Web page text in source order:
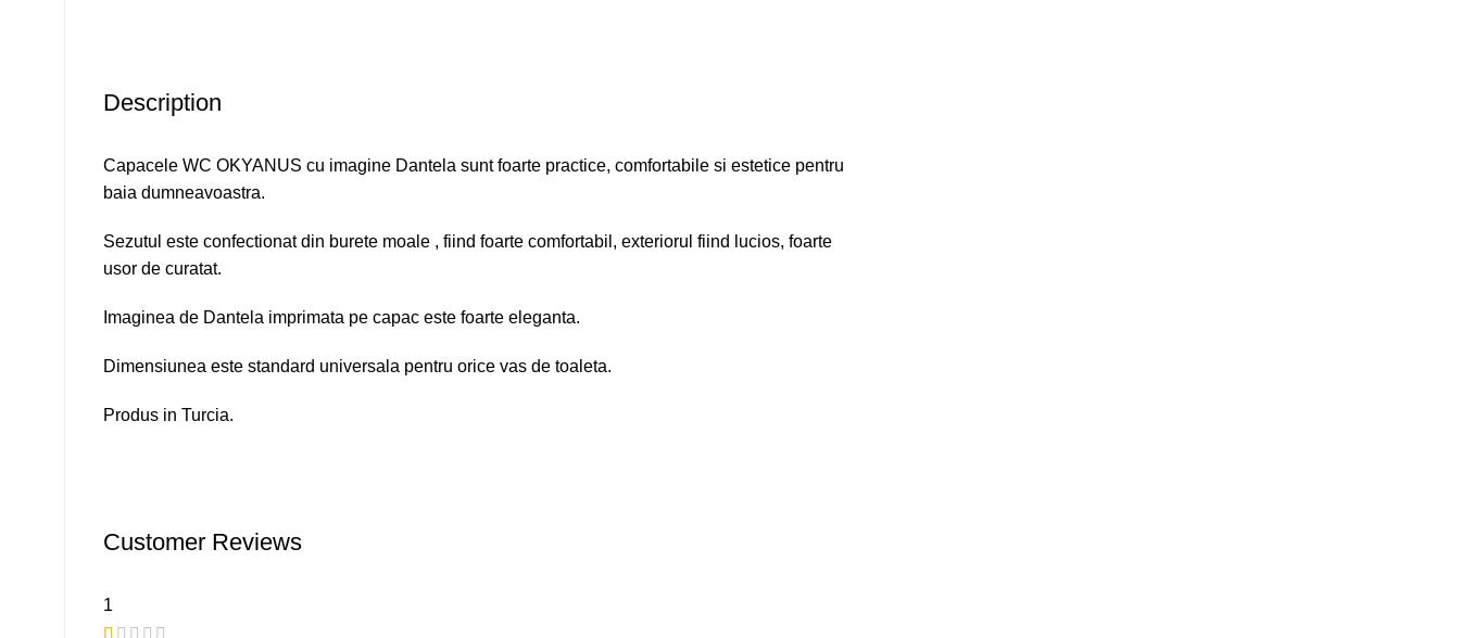
Description
Capacele WC OKYANUS cu imagine Dantela sunt foarte practice, comfortabile si estetice pentru
baia dumneavoastra.
Sezutul este confectionat din burete moale , fiind foarte comfortabil, exteriorul fiind lucios, foarte
usor de curatat.
Imaginea de Dantela imprimata pe capac este foarte eleganta.
Dimensiunea este standard universala pentru orice vas de toaleta.
Produs in Turcia.
Customer Reviews
1